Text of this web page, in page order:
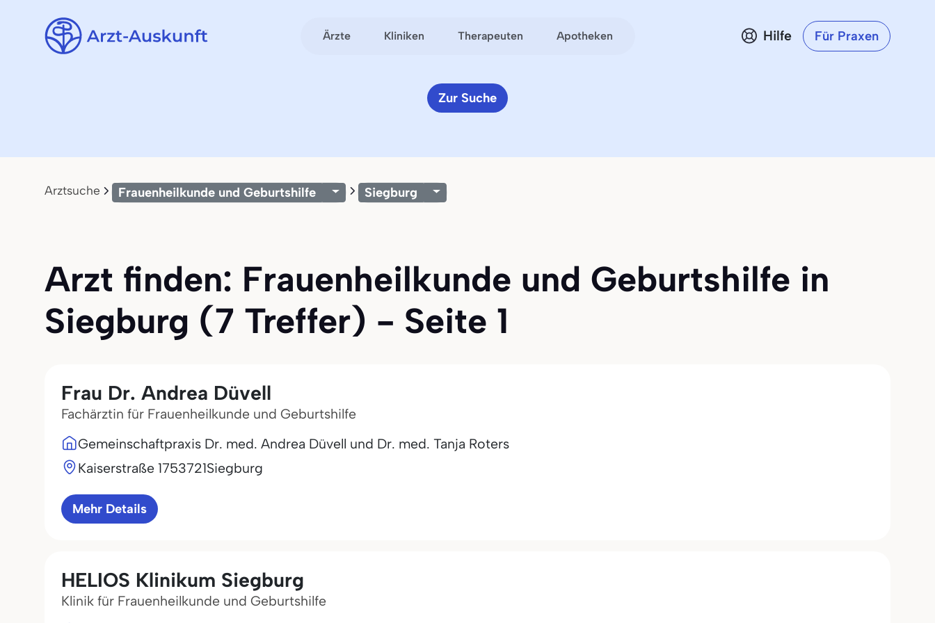
Ärzte Kliniken Therapeuten Apotheken Hilfe Für Praxen
Zur Suche
Arztsuche Frauenheilkunde und Geburtshilfe Siegburg
Arzt finden: Frauenheilkunde und Geburtshilfe in
Siegburg (7 Treffer) - Seite 1
Frau Dr. Andrea Düvell
Fachärztin für Frauenheilkunde und Geburtshilfe
Gemeinschaftpraxis Dr. med. Andrea Düvell und Dr. med. Tanja Roters
Kaiserstraße 1753721Siegburg
Mehr Details
HELIOS Klinikum Siegburg
Klinik für Frauenheilkunde und Geburtshilfe